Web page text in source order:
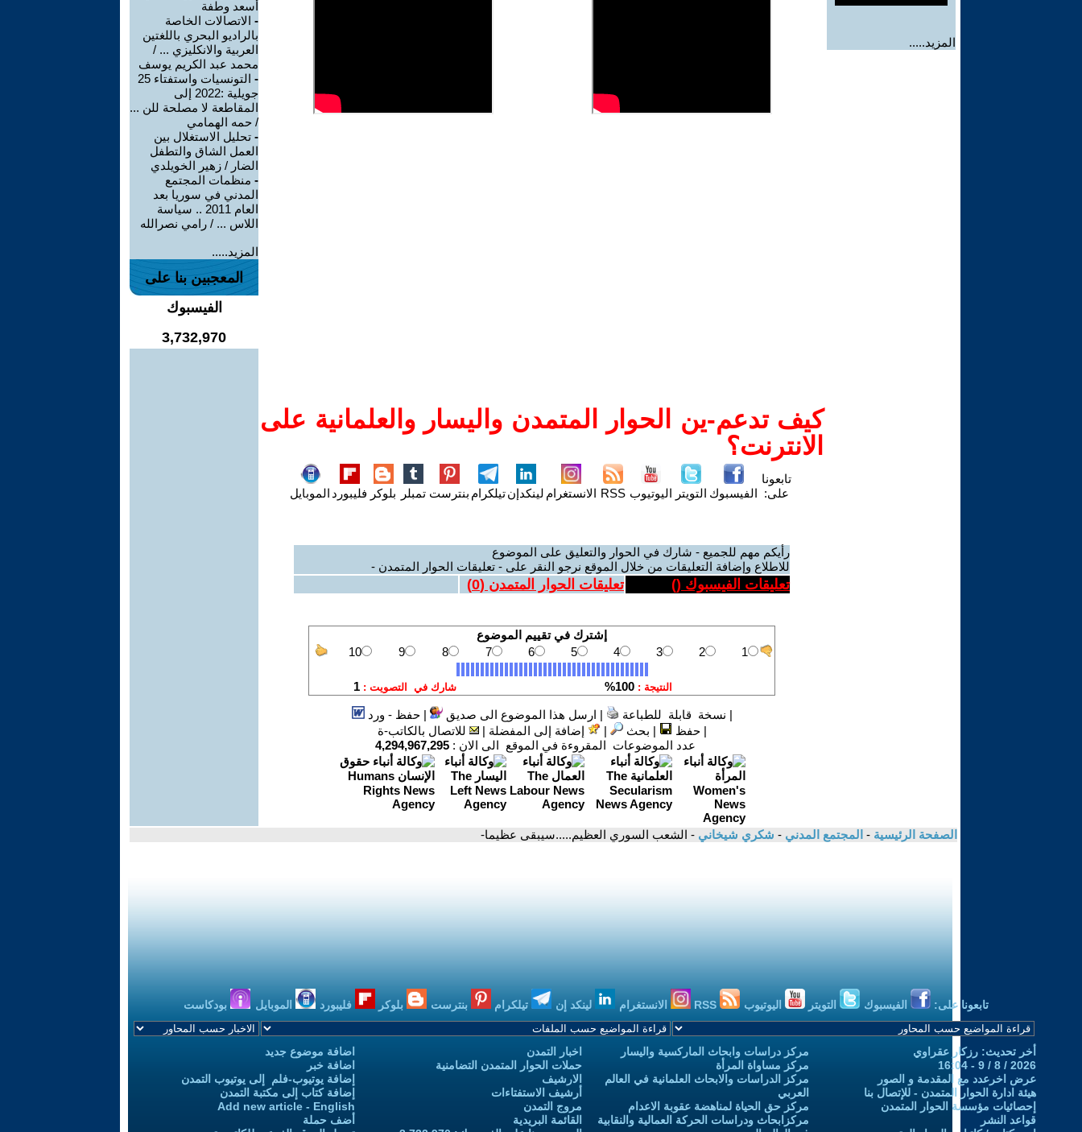
المزيد.....
كيف تدعم-ين الحوار المتمدن واليسار والعلمانية على
الانترنت؟
تابعونا
على: الفيسبوك التويتر اليوتيوب RSS الانستغرام لينكدإنتيلكرام بنترست تمبلر بلوكر فليبورد الموبايل
رأيكم مهم للجميع - شارك في الحوار والتعليق على الموضوع
للاطلاع وإضافة التعليقات من خلال الموقع نرجو النقر على - تعليقات الحوار المتمدن -
تعليقات الفيسبوك () تعليقات الحوار المتمدن (0
)
| نسخة قابلة للطباعة | ارسل هذا الموضوع الى صديق |حفظ - ورد
|حفظ | بحث | إضافة إلى المفضلة |
للاتصال بالكاتب-ة
عدد الموضوعات المقروءة في الموقع الى الان : 4,294,967,295
أسعد وطفة
- الاتصالات الخاصة
بالراديو البحري باللغتين
العربية والانكليزي ... /
محمد عبد الكريم يوسف
-
التونسيات واستفتاء 25
جويلية :2022 إلى
المقاطعة لا مصلحة للن ...
/ حمه الهمامي
- تحليل الاستغلال بين
العمل الشاق والتطفل
الضار / زهير الخويلدي
- منظمات المجتمع
المدني في سوريا بعد
العام 2011 .. سياسة
اللاس ... / رامي نصرالله
المزيد.....
المعجبين بنا على
الفيسبوك
3,732,970
الصفحة الرئيسية - المجتمع المدني - شكري شيخاني - الشعب السوري العظيم.....سيبقى عظيما-
تابعونا على: الفيسبوك التويتر اليوتيوب الانستغرام لينكد إن تيلكرام بنترست بلوكر فليبورد الموبايل بودكاست
أخر تحديث: رزكار عقراوي
2026 / 8 / 9 - 16:04
عرض اخرعدد مع المقدمة و الصور
هيئة ادارة الحوار المتمدن - للإتصال بنا
إحصائيات مؤسسة الحوار المتمدن
قواعد النشر
مركز دراسات وابحاث الماركسية واليسار
مركز مساواة المرأة
مركز الدراسات والابحاث العلمانية في العالم
العربي
مركز حق الحياة لمناهضة عقوبة الاعدام
مركزابحاث ودراسات الحركة العمالية والنقابية
اخبار التمدن
حملات الحوار المتمدن التضامنية
الارشيف
أرشيف الاستفتاءات
مروج التمدن
القائمة البريدية
اضافة موضوع جديد
اضافة خبر
إضافة يوتيوب-فلم إلى يوتيوب التمدن
إضافة كتاب إلى مكتبة التمدن
Add new article - English
أضف حملة